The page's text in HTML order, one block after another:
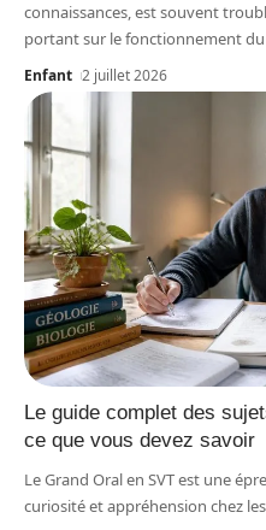
connaissances, est souvent
portant sur le fonctionnement du
Enfant 2 juillet 2026
Le guide complet des
ce que vous devez savoir
Le Grand Oral en SVT est une
curiosité et appréhension chez les